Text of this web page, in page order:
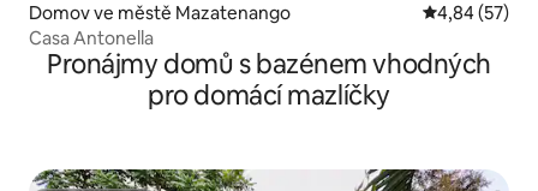
Domov ve městě Mazatenango Průměrné
4,84 (57)
Casa Antonella
Pronájmy domů s bazénem vhodných
pro domácí mazlíčky